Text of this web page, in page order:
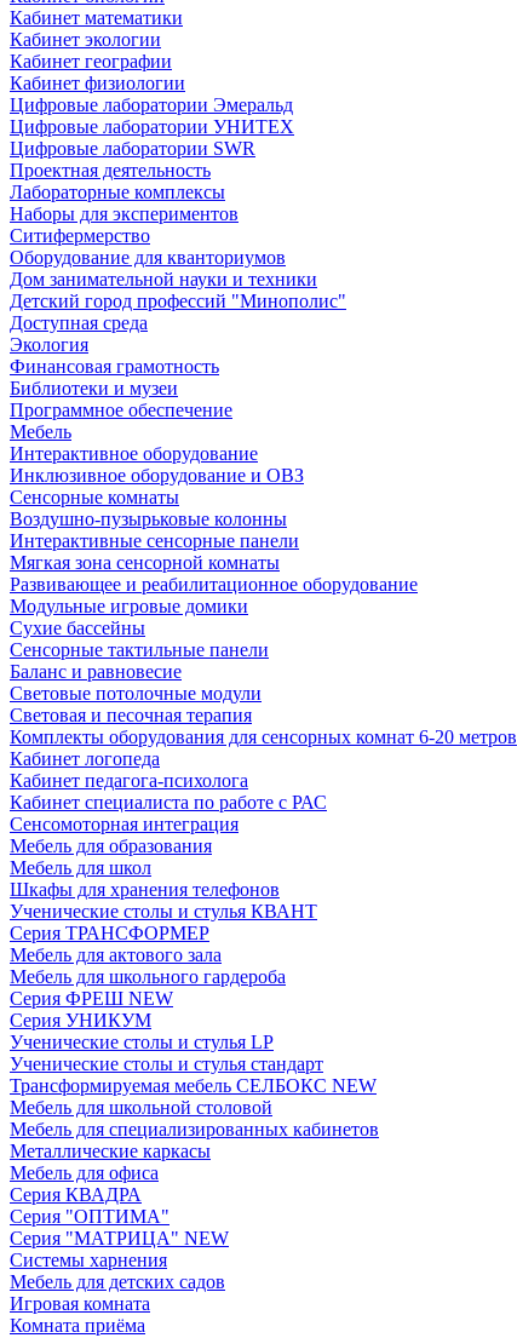
Кабинет математики
Кабинет экологии
Кабинет географии
Кабинет физиологии
Цифровые лаборатории Эмеральд
Цифровые лаборатории УНИТЕХ
Цифровые лаборатории SWR
Проектная деятельность
Лабораторные комплексы
Наборы для экспериментов
Ситифермерство
Оборудование для кванториумов
Дом занимательной науки и техники
Детский город профессий "Минополис"
Доступная среда
Экология
Финансовая грамотность
Библиотеки и музеи
Программное обеспечение
Мебель
Интерактивное оборудование
Инклюзивное оборудование и ОВЗ
Cенсорные комнаты
Воздушно-пузырьковые колонны
Интерактивные сенсорные панели
Мягкая зона сенсорной комнаты
Развивающее и реабилитационное оборудование
Модульные игровые домики
Сухие бассейны
Сенсорные тактильные панели
Баланс и равновесие
Световые потолочные модули
Световая и песочная терапия
Комплекты оборудования для сенсорных комнат 6-20 метров
Кабинет логопеда
Кабинет педагога-психолога
Кабинет специалиста по работе с РАС
Сенсомоторная интеграция
Мебель для образования
Мебель для школ
Шкафы для хранения телефонов
Ученические столы и стулья КВАНТ
Серия ТРАНСФОРМЕР
Мебель для актового зала
Мебель для школьного гардероба
Серия ФРЕШ NEW
Серия УНИКУМ
Ученические столы и стулья LP
Ученические столы и стулья стандарт
Трансформируемая мебель СЕЛБОКС NEW
Мебель для школьной столовой
Мебель для специализированных кабинетов
Металлические каркасы
Мебель для офиса
Серия КВАДРА
Серия "ОПТИМА"
Серия "МАТРИЦА" NEW
Системы харнения
Мебель для детских садов
Игровая комната
Комната приёма